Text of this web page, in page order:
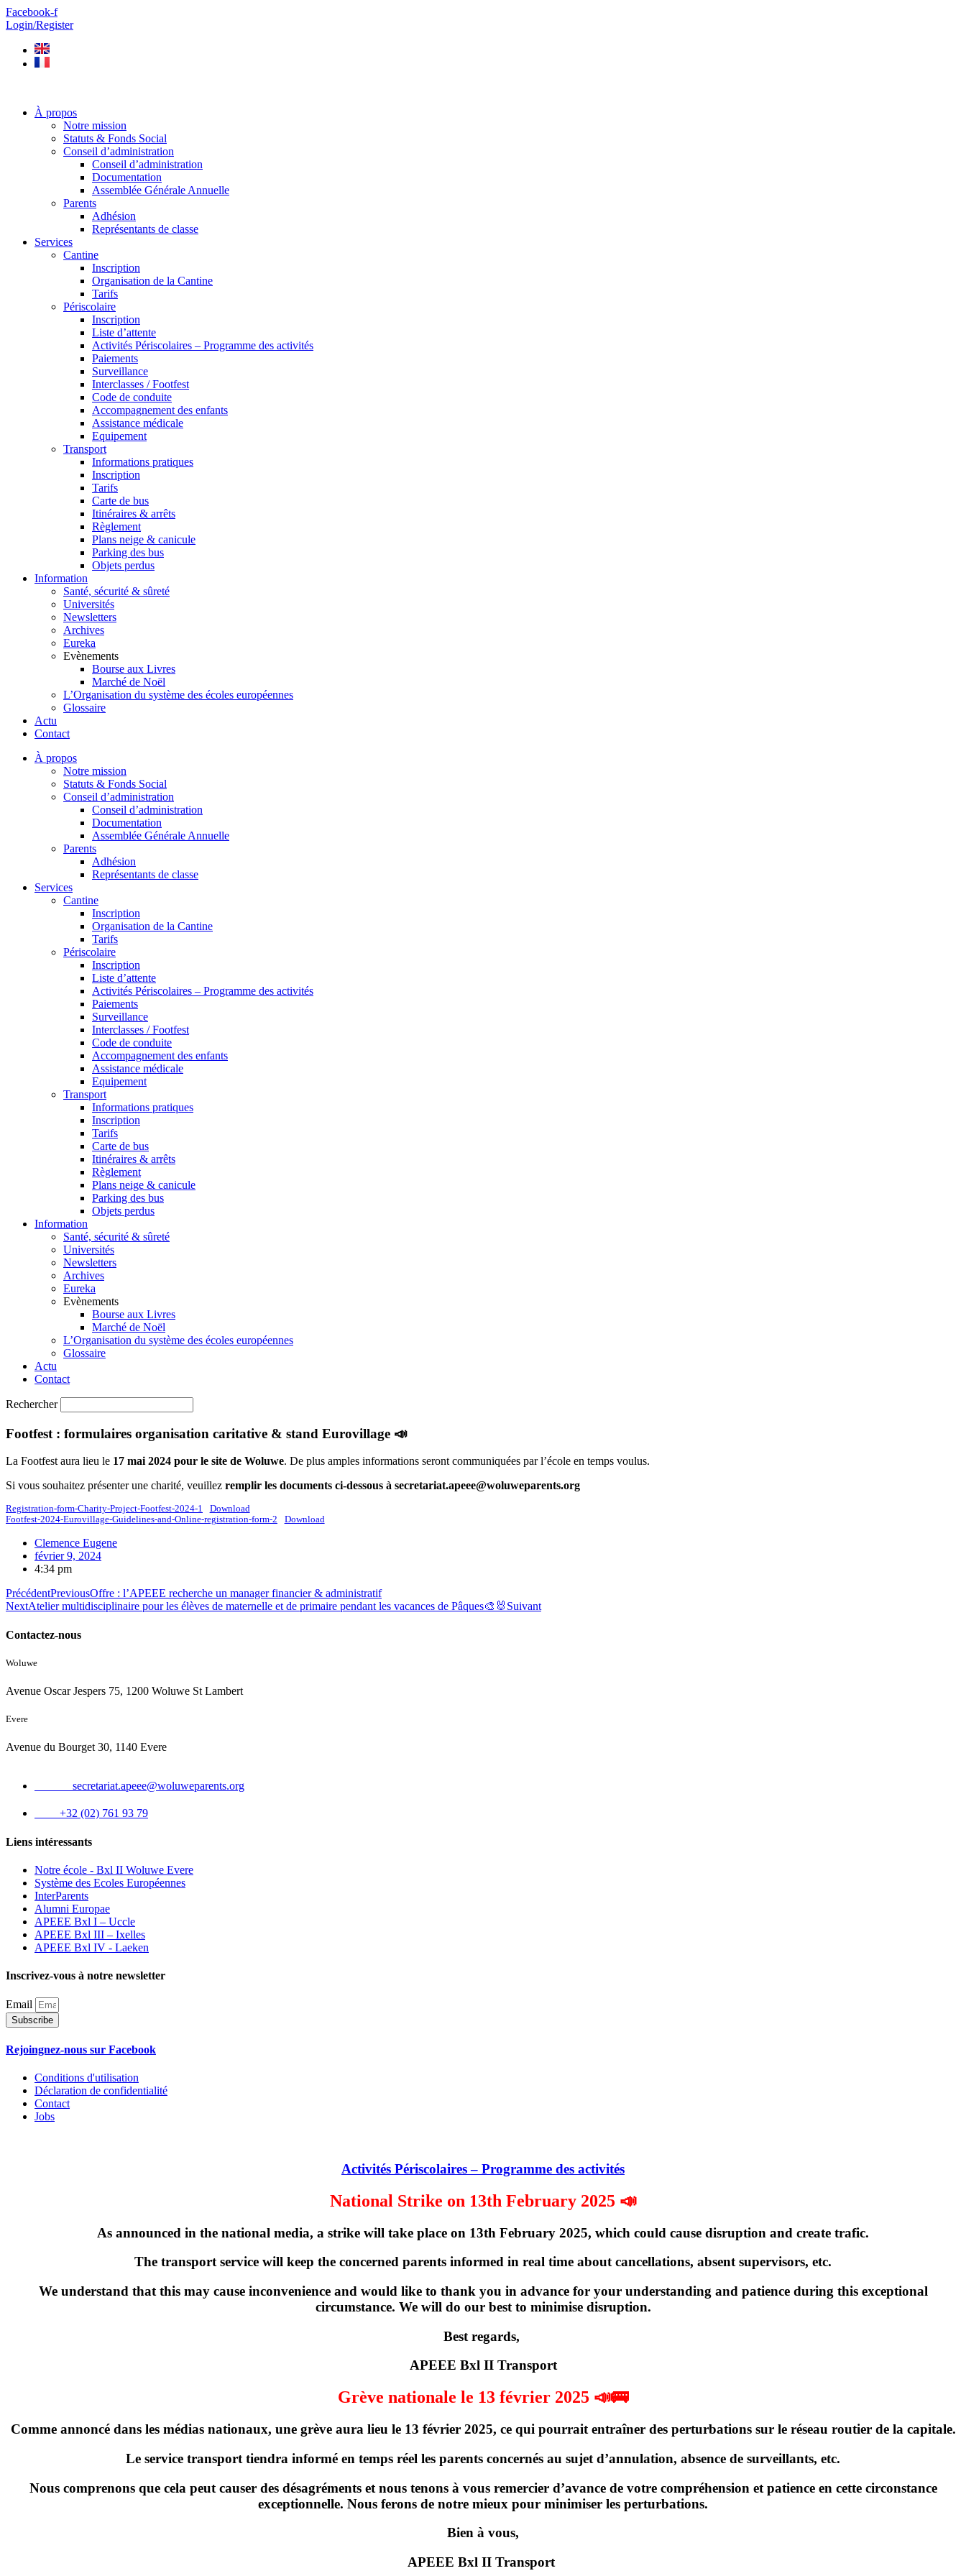
Aller
au
Facebook-f
Login/Register
À propos
Notre mission
Statuts & Fonds Social
Conseil d’administration
Conseil d’administration
Documentation
Assemblée Générale Annuelle
Parents
Adhésion
Représentants de classe
Services
Cantine
Inscription
Organisation de la Cantine
Tarifs
Périscolaire
Inscription
Liste d’attente
Activités Périscolaires – Programme des activités
Paiements
Surveillance
Interclasses / Footfest
Code de conduite
Accompagnement des enfants
Assistance médicale
Equipement
Transport
Informations pratiques
Inscription
Tarifs
Carte de bus
Itinéraires & arrêts
Règlement
Plans neige & canicule
Parking des bus
Objets perdus
Information
Santé, sécurité & sûreté
Universités
Newsletters
Archives
Eureka
Evènements
Bourse aux Livres
Marché de Noël
L’Organisation du système des écoles européennes
Glossaire
Actu
Contact
À propos
Notre mission
Statuts & Fonds Social
Conseil d’administration
Conseil d’administration
Documentation
Assemblée Générale Annuelle
Parents
Adhésion
Représentants de classe
Services
Cantine
Inscription
Organisation de la Cantine
Tarifs
Périscolaire
Inscription
Liste d’attente
Activités Périscolaires – Programme des activités
Paiements
Surveillance
Interclasses / Footfest
Code de conduite
Accompagnement des enfants
Assistance médicale
Equipement
Transport
Informations pratiques
Inscription
Tarifs
Carte de bus
Itinéraires & arrêts
Règlement
Plans neige & canicule
Parking des bus
Objets perdus
Information
Santé, sécurité & sûreté
Universités
Newsletters
Archives
Eureka
Evènements
Bourse aux Livres
Marché de Noël
L’Organisation du système des écoles européennes
Glossaire
Actu
Contact
Rechercher
Footfest : formulaires organisation caritative & stand Eurovillage 📣
La Footfest aura lieu le 17 mai 2024 pour le site de Woluwe. De plus amples informations seront communiquées par l’école en temps voulus.
Si vous souhaitez présenter une charité, veuillez remplir les documents ci-dessous à secretariat.apeee@woluweparents.org
Registration-form-Charity-Project-Footfest-2024-1
Download
Footfest-2024-Eurovillage-Guidelines-and-Online-registration-form-2
Download
Clemence Eugene
février 9, 2024
4:34 pm
PrécédentPreviousOffre : l’APEEE recherche un manager financier & administratif
NextAtelier multidisciplinaire pour les élèves de maternelle et de primaire pendant les vacances de Pâques🎨🐰 Suivant
Contactez-nous
Woluwe
Avenue Oscar Jespers 75, 1200 Woluwe St Lambert
Evere
Avenue du Bourget 30, 1140 Evere
secretariat.apeee@woluweparents.org
+32 (02) 761 93 79
Liens intéressants
Notre école - Bxl II Woluwe Evere
Système des Ecoles Européennes
InterParents
Alumni Europae
APEEE Bxl I – Uccle
APEEE Bxl III – Ixelles
APEEE Bxl IV - Laeken
Inscrivez-vous à notre newsletter
Email
Subscribe
Rejoingnez-nous sur Facebook
Conditions d'utilisation
Déclaration de confidentialité
Contact
Jobs
Activités Périscolaires – Programme des activités
National Strike on 13th February 2025 📣
As announced in the national media, a strike will take place on 13th February 2025, which could cause disruption and create trafic.
The transport service will keep the concerned parents informed in real time about cancellations, absent supervisors, etc.
We understand that this may cause inconvenience and would like to thank you in advance for your understanding and patience during this exceptional
circumstance. We will do our best to minimise disruption.
Best regards,
APEEE Bxl II Transport
Grève nationale le 13 février 2025 📣🚌
Comme annoncé dans les médias nationaux, une grève aura lieu le 13 février 2025, ce qui pourrait entraîner des perturbations sur le réseau routier de la capitale.
Le service transport tiendra informé en temps réel les parents concernés au sujet d’annulation, absence de surveillants, etc.
Nous comprenons que cela peut causer des désagréments et nous tenons à vous remercier d’avance de votre compréhension et patience en cette circonstance
exceptionnelle. Nous ferons de notre mieux pour minimiser les perturbations.
Bien à vous,
APEEE Bxl II Transport